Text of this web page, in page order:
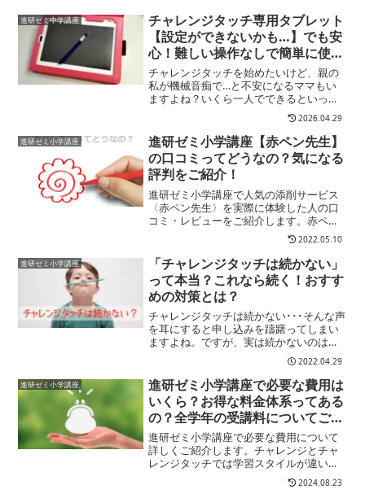
法や提出期限、さらには赤ペン先生のメ
リット・デメリットをわか...
進研ゼミ中学講座
チャレンジタッチ専用タブレット
【設定ができないかも…】でも安
心！難しい操作なしで簡単に使い
始められるチャレンジパッドはお
すすめ！
チャレンジタッチを始めたいけど、親の
私が機械音痴で…と不安になるママもい
ますよね？いくら一人でできるといって
も、初期設定だけは保護者がしてあげな
ければいけません。ネットや機械が苦手
なママにとっては大問題ですよね？ここ
では、チャレンジタッチで...
2026.04.29
進研ゼミ小学講座
進研ゼミ小学講座【赤ペン先生】
の口コミってどうなの？気になる
評判をご紹介！
進研ゼミ小学講座で人気の添削サービス
〈赤ペン先生〉を実際に体験した人の口
コミ・レビューをご紹介します。赤ペン
先生の添削課題は進研ゼミオリジナルの
学習サービスとなっているため、実際に
受講してみないとどんなものかわかりに
くいですよね？そこで、こ...
2022.05.10
進研ゼミ小学講座
「チャレンジタッチは続かない」
って本当？これなら続く！おすす
めの対策とは？
チャレンジタッチは続かない･･･そんな声
を耳にすると申し込みを躊躇ってしまい
ますよね。ですが、実は続かないのはゼ
ミの使い方に問題があるケースが多いの
です。ここではチャレンジタッチを続け
るために取り組むべきポイントをわかり
やすく紹介します。
2022.04.29
進研ゼミ小学講座
進研ゼミ小学講座で必要な費用は
いくら？お得な料金体系ってある
の？全学年の受講料についてご紹
介します！
進研ゼミ小学講座で必要な費用について
詳しくご紹介します。チャレンジとチャ
レンジタッチでは学習スタイルが違い使
用する教材も違うもののその受講料は同
じ！など、入会前に知っておきたいお得
2024.08.23